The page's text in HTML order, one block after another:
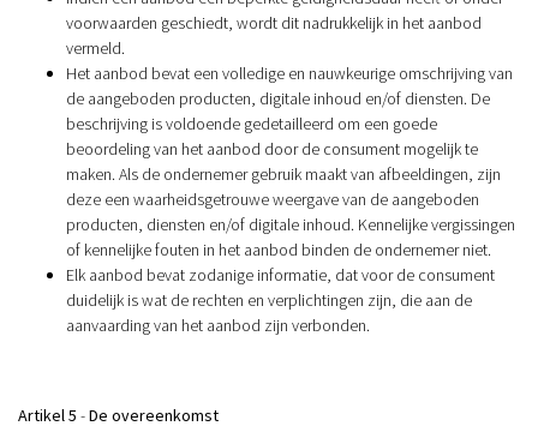
voorwaarden geschiedt, wordt dit nadrukkelijk in het aanbod
vermeld.
Het aanbod bevat een volledige en nauwkeurige omschrijving van
de aangeboden producten, digitale inhoud en/of diensten. De
beschrijving is voldoende gedetailleerd om een goede
beoordeling van het aanbod door de consument mogelijk te
maken. Als de ondernemer gebruik maakt van afbeeldingen, zijn
deze een waarheidsgetrouwe weergave van de aangeboden
producten, diensten en/of digitale inhoud. Kennelijke vergissingen
of kennelijke fouten in het aanbod binden de ondernemer niet.
Elk aanbod bevat zodanige informatie, dat voor de consument
duidelijk is wat de rechten en verplichtingen zijn, die aan de
aanvaarding van het aanbod zijn verbonden.
Artikel 5 -De overeenkomst